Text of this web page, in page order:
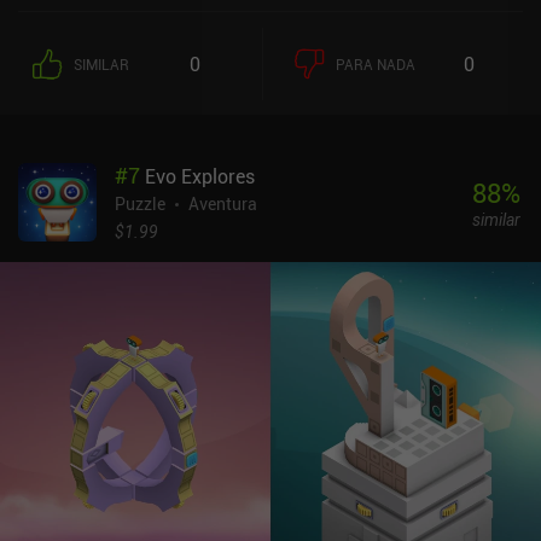
esté obstruida por una pared o una puerta cerrada, y nuestro
objetivo no es sólo llegar a la salida, sino también ordenar las
fragmentos de la historia, desbloqueamos nuevos trajes para los
personajes y conocemos nuevas mecánicas de juego, como
portales de dos direcciones, conmutadores de habitaciones,
enemigos que nos obligan a reiniciar el nivel si no tenemos
cuidado. Los puzles se vuelven más desafiantes pero siguen
siendo manejables, lo que demuestra un diseño de niveles
perfectamente equilibrado. Los amantes de la resolución de puzles
especialmente competentes pueden continuar sumergiéndose en
los paquetes de niveles extra y los desafíos diarios para poner a
prueba su ingenio.SALAS: La Mansión del Juguetero es un juego
premium de 4,99 $, con una versión gratuita con publicidad
también disponible en Android. En ambas versiones, la
monetización adicional viene en forma de paquetes de niveles,
pistas y skins opcionales comprados a través de iAPs. Aunque
SIMILAR 0 PARA NADA 0
#7 Evo Explores
Puzzle
Aventura
$1.99
88%
similar